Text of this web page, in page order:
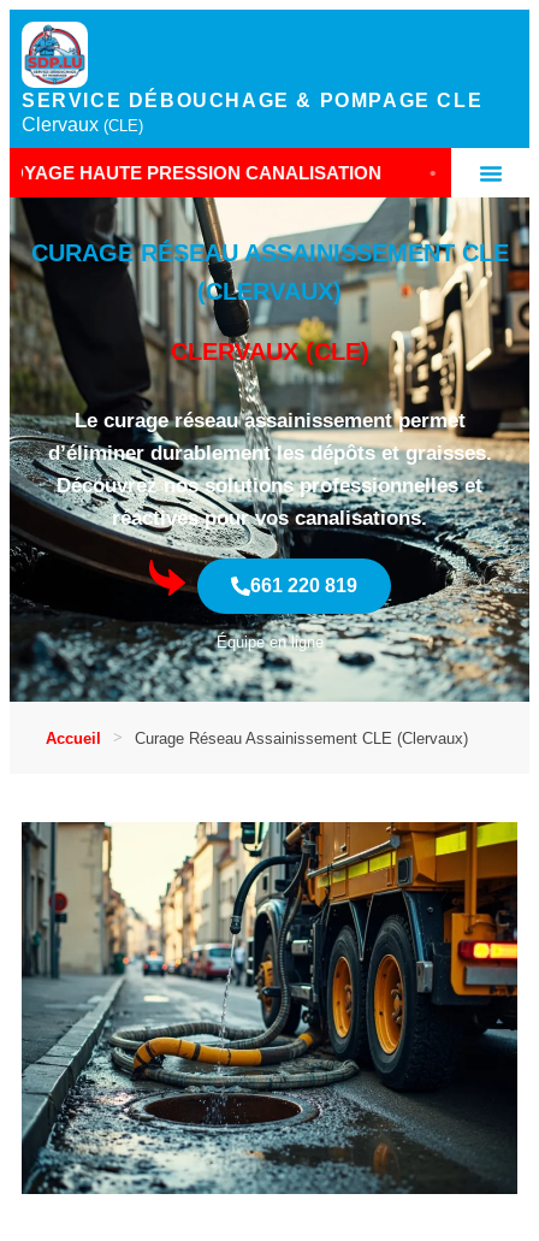
SERVICE DÉBOUCHAGE & POMPAGE CLE
Clervaux (CLE)
PRESSION CANALISATION •
CURAGE RÉSEAU ASSAINISSEMENT CLE
(CLERVAUX)
CLERVAUX (CLE)
Le curage réseau assainissement permet
d’éliminer durablement les dépôts et graisses.
Découvrez nos solutions professionnelles et
réactives pour vos canalisations.
661 220 819
Équipe en ligne
Accueil Curage Réseau Assainissement CLE (Clervaux)